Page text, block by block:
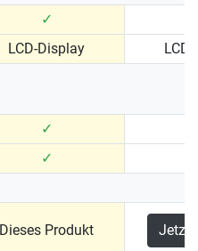
✓
LCD-Display
✓
✓
Dieses Produkt Jetzt